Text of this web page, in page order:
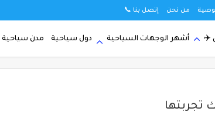
من نحن إتصل بنا 📞
✈️ أشهر الوجهات السياحية دول سياحية مدن سياحية